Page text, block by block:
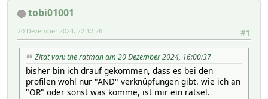
tobi01001
#1
20 Dezember 2024, 22:12:26
Zitat von: the ratman am 20 Dezember 2024, 16:00:37
bisher bin ich drauf gekommen, dass es bei den
profilen wohl nur "AND" verknüpfungen gibt. wie ich an
"OR" oder sonst was komme, ist mir ein rätsel.